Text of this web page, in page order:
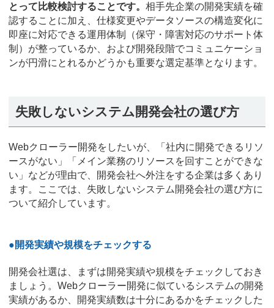
とって比較検討することです。 相手先企業の開発実績を確
認することに加え、仕様変更やデータソースの構造変化に
即座に対応できる運用体制（保守・障害対応のサポート体
制）が整っているか、および開発段階でコミュニケーショ
ンが円滑にとれるかどうかも重要な選定基準となります。
失敗しないシステム開発会社の選び方
Webクローラー開発をしたいが、「社内に開発できるリソ
ースがない」「メイン業務のリソースを回すことができな
い」などが理由で、開発会社へ外注をする企業は多くあり
ます。ここでは、失敗しないシステム開発会社の選び方に
ついて紹介しています。
●開発実績や規模をチェックする
開発会社選は、まずは開発実績や規模をチェックしておき
ましょう。Webクローラー開発に似ているシステムの開発
実績があるか、開発実績数は十分にあるかをチェックした